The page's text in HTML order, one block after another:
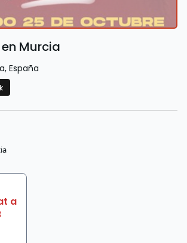
Murcia
, España
a